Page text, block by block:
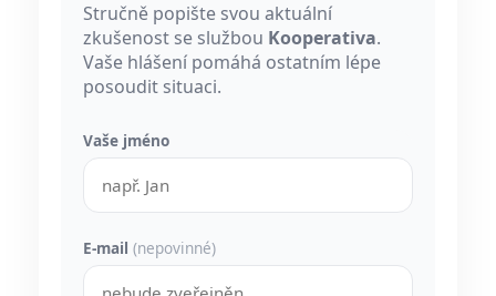
Stručně popište svou aktuální
zkušenost se službou Kooperativa.
Vaše hlášení pomáhá ostatním lépe
posoudit situaci.
Vaše jméno
E-mail (nepovinné)